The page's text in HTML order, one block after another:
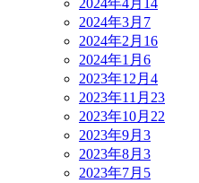
2024年4月 14
2024年3月 7
2024年2月 16
2024年1月 6
2023年12月 4
2023年11月 23
2023年10月 22
2023年9月 3
2023年8月 3
2023年7月 5